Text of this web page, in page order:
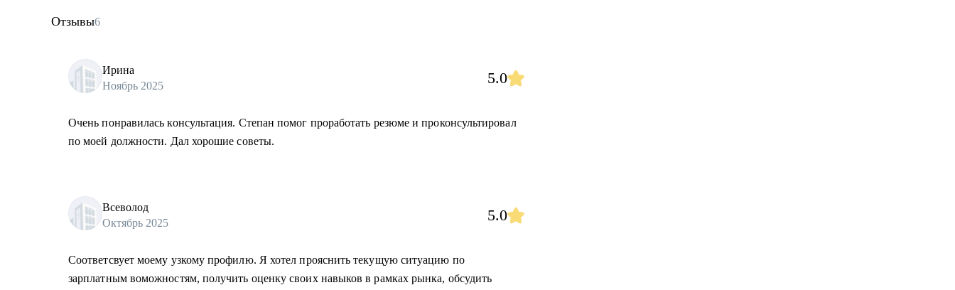
Отзывы6
Ирина
Ноябрь 2025
5.0
Очень понравилась консультация. Степан помог проработать резюме и проконсультировал
по моей должности. Дал хорошие советы.
Всеволод
Октябрь 2025
5.0
Соответсвует моему узкому профилю. Я хотел прояснить текущую ситуацию по
зарплатным воможностям, получить оценку своих навыков в рамках рынка, обсудить